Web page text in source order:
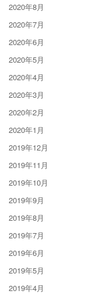
2020年8月
2020年7月
2020年6月
2020年5月
2020年4月
2020年3月
2020年2月
2020年1月
2019年12月
2019年11月
2019年10月
2019年9月
2019年8月
2019年7月
2019年6月
2019年5月
2019年4月